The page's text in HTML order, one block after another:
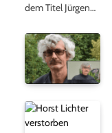
dem Titel Jürgen…